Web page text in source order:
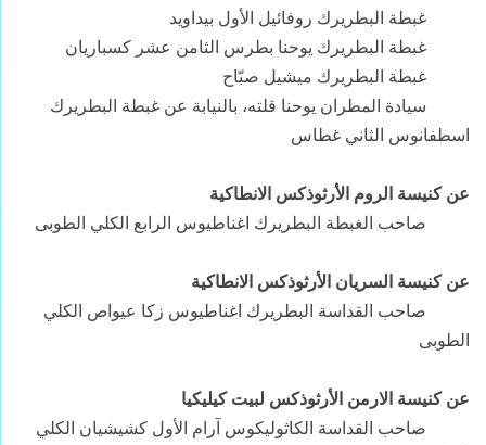
غبطة البطريرك روفائيل الأول بيداويد
غبطة البطريرك يوحنا بطرس الثامن عشر كسباريان
غبطة البطريرك ميشيل صبّاح
سيادة المطران يوحنا قلته، بالنيابة عن غبطة البطريرك
اسطفانوس الثاني غطاس
عن كنيسة الروم الأرثوذكس الانطاكية
صاحب الغبطة البطريرك اغناطيوس الرابع الكلي الطوبى
عن كنيسة السريان الأرثوذكس الانطاكية
صاحب القداسة البطريرك اغناطيوس زكا عيواص الكلي
الطوبى
عن كنيسة الارمن الأرثوذكس لبيت كيليكيا
صاحب القداسة الكاثوليكوس آرام الأول كشيشيان الكلي